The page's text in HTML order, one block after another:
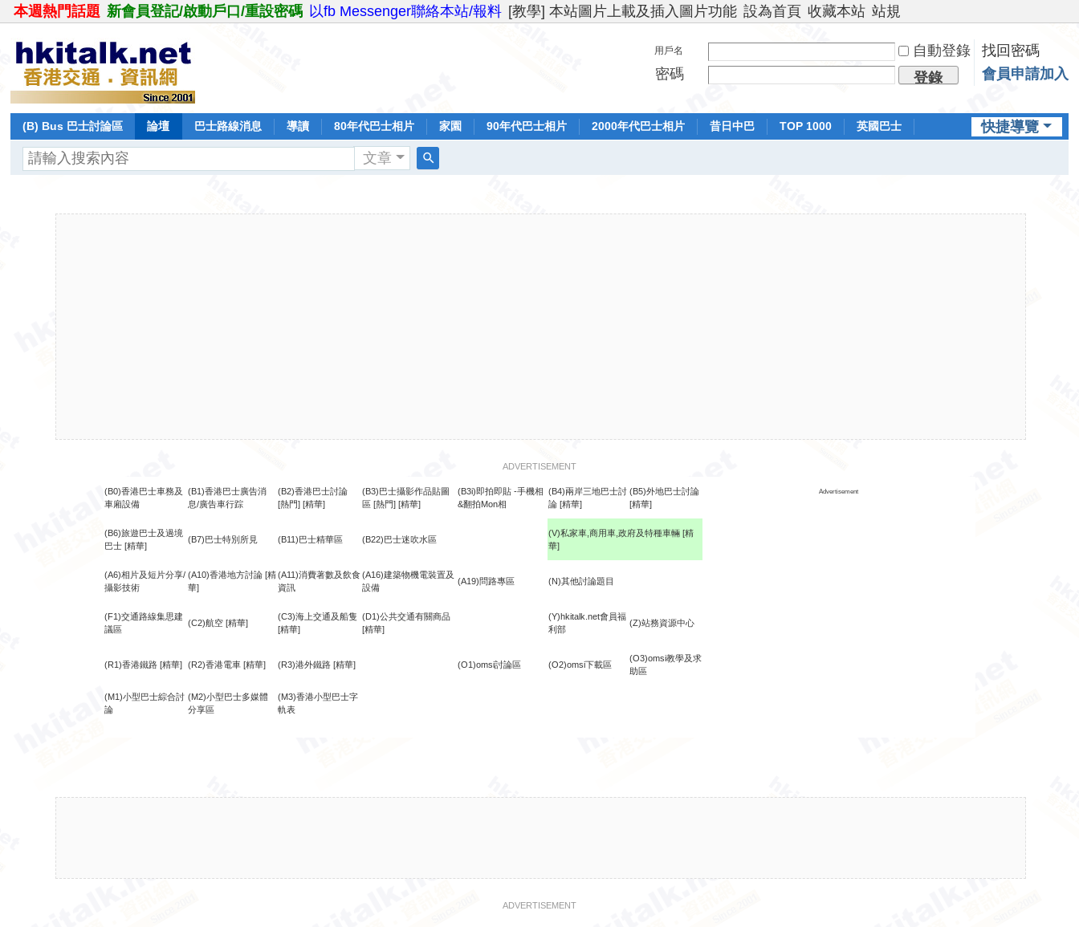
本週熱門話題 新會員登記/啟動戶口/重設密碼 以fb Messenger聯絡本站/報料 [教學] 本站圖片上載及插入圖片功能 設為首頁 收藏本站 站規
用戶名 自動登錄
找回密碼
密碼
登錄 會員申請加入
快捷導覽
(B) Bus 巴士討論區 論壇 巴士路線消息 導讀 80年代巴士相片 家園 90年代巴士相片 2000年代巴士相片 昔日中巴 TOP 1000
英國巴士
文章
ADVERTISEMENT
(B0)香港巴士車務及
車廂設備
(B1)香港巴士廣告消
息/廣告車行踪
(B2)香港巴士討論
[熱門] [精華]
(B3)巴士攝影作品貼圖
區 [熱門] [精華]
(B3i)即拍即貼 -手機相
&翻拍Mon相
(B4)兩岸三地巴士討
論 [精華]
(B5)外地巴士討論
[精華]
Advertisement
(B6)旅遊巴士及過境
巴士 [精華]
(B7)巴士特別所見 (B11)巴士精華區 (B22)巴士迷吹水區
(V)私家車,商用車,政府及特種車輛 [精
華]
(A6)相片及短片分享/
攝影技術
(A10)香港地方討論 [精
華]
(A11)消費著數及飲食
資訊
(A16)建築物機電裝置及
設備
(A19)問路專區 (N)其他討論題目
(F1)交通路線集思建
議區
(C2)航空 [精華]
(C3)海上交通及船隻
[精華]
(D1)公共交通有關商品
[精華]
(Y)hkitalk.net會員福
利部
(Z)站務資源中心
(R1)香港鐵路 [精華] (R2)香港電車 [精華] (R3)港外鐵路 [精華] (O1)omsi討論區 (O2)omsi下載區
(O3)omsi教學及求
助區
(M1)小型巴士綜合討
論
(M2)小型巴士多媒體
分享區
(M3)香港小型巴士字
軌表
ADVERTISEMENT